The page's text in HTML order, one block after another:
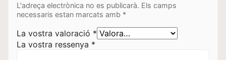
L'adreça electrònica no es publicarà. Els camps
necessaris estan marcats amb *
La vostra valoració *
La vostra ressenya *